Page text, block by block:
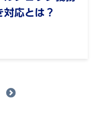
応とは？